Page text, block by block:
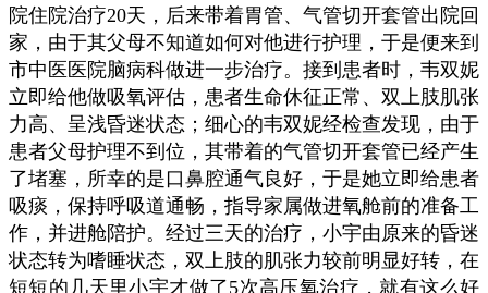
院住院治疗20天，后来带着胃管、气管切开套管出院回
家，由于其父母不知道如何对他进行护理，于是便来到
市中医医院脑病科做进一步治疗。接到患者时，韦双妮
立即给他做吸氧评估，患者生命休征正常、双上肢肌张
力高、呈浅昏迷状态；细心的韦双妮经检查发现，由于
患者父母护理不到位，其带着的气管切开套管已经产生
了堵塞，所幸的是口鼻腔通气良好，于是她立即给患者
吸痰，保持呼吸道通畅，指导家属做进氧舱前的准备工
作，并进舱陪护。经过三天的治疗，小宇由原来的昏迷
状态转为嗜睡状态，双上肢的肌张力较前明显好转，在
短短的几天里小宇才做了5次高压氧治疗，就有这么好